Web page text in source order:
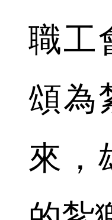
職工
頌為
來，